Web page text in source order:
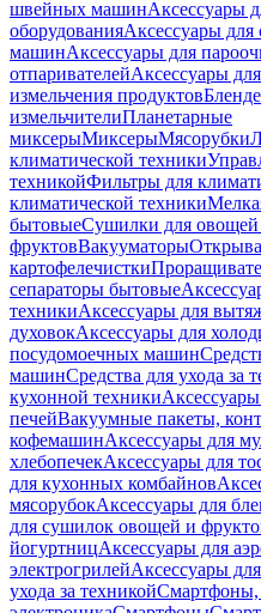
швейных машинАксессуары
оборудованияАксессуары
машинАксессуары для
отпаривателейАксессуары
измельчения продуктов
измельчителиПланетарные
миксерыМиксерыМясорубки
климатической техники
техникойФильтры для
климатической техники
бытовыеСушилки для овощей
фруктовВакууматоры
картофелечистки
сепараторы бытовые
техникиАксессуары для
духовокАксессуары для
посудомоечных машин
машинСредства для ухода за
кухонной техники
печейВакуумные пакеты,
кофемашинАксессуары для
хлебопечекАксессуары для
для кухонных комбайнов
мясорубокАксессуары для
для сушилок овощей и
йогуртницАксессуары для
электрогрилейАксессуары
ухода за техникой